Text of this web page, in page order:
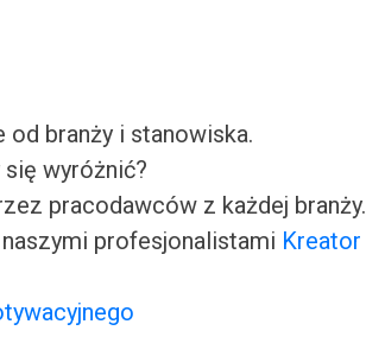
od branży i stanowiska.
wyróżnić?
pracodawców z każdej branży.
profesjonalistami Kreator